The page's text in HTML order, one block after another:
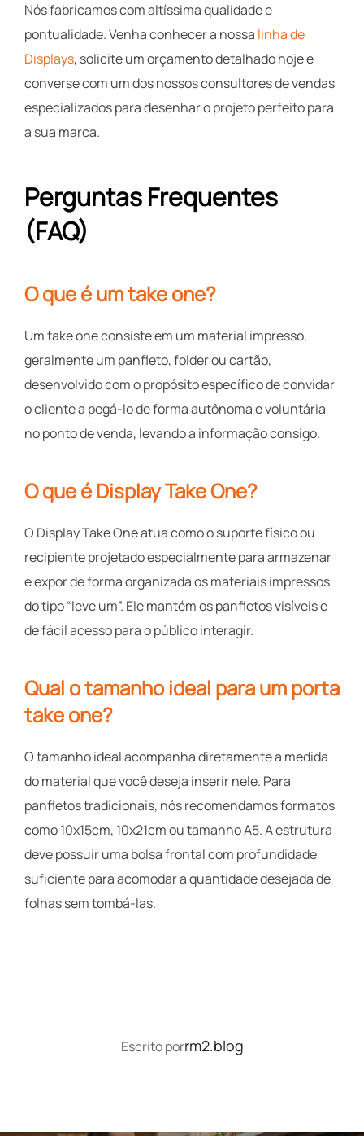
Nós fabricamos com altíssima qualidade e
pontualidade. Venha conhecer a nossa linha de
Displays, solicite um orçamento detalhado hoje e
converse com um dos nossos consultores de vendas
especializados para desenhar o projeto perfeito para
a sua marca.
Perguntas Frequentes
(FAQ)
O que é um take one?
Um take one consiste em um material impresso,
geralmente um panfleto, folder ou cartão,
desenvolvido com o propósito específico de convidar
o cliente a pegá-lo de forma autônoma e voluntária
no ponto de venda, levando a informação consigo.
O que é Display Take One?
O Display Take One atua como o suporte físico ou
recipiente projetado especialmente para armazenar
e expor de forma organizada os materiais impressos
do tipo “leve um”. Ele mantém os panfletos visíveis e
de fácil acesso para o público interagir.
Qual o tamanho ideal para um porta
take one?
O tamanho ideal acompanha diretamente a medida
do material que você deseja inserir nele. Para
panfletos tradicionais, nós recomendamos formatos
como 10x15cm, 10x21cm ou tamanho A5. A estrutura
deve possuir uma bolsa frontal com profundidade
suficiente para acomodar a quantidade desejada de
folhas sem tombá-las.
AUTOR DO POST
Escrito porrm2.blog